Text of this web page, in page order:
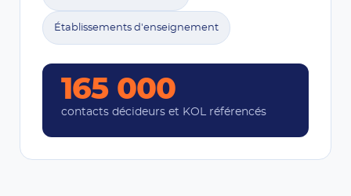
Établissements d'enseignement
165 000
contacts décideurs et KOL référencés